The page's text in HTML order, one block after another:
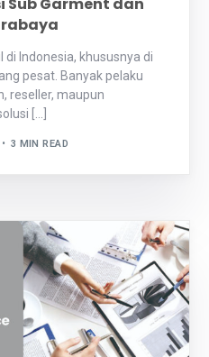
Indonesia, khususnya di
pesat. Banyak pelaku
reseller, maupun
[…]
3 MIN READ